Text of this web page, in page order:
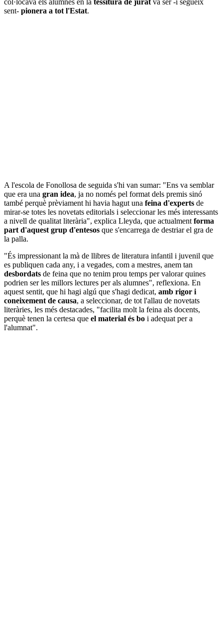
sent- pionera a tot l'Estat.
A l'escola de Fonollosa de seguida s'hi van sumar: "Ens va semblar
que era una gran idea, ja no només pel format dels premis sinó
també perquè prèviament hi havia hagut una feina d'experts de
mirar-se totes les novetats editorials i seleccionar les més interessants
a nivell de qualitat literària", explica Lleyda, que actualment forma
part d'aquest grup d'entesos que s'encarrega de destriar el gra de
la palla.
"És impressionant la mà de llibres de literatura infantil i juvenil que
es publiquen cada any, i a vegades, com a mestres, anem tan
desbordats de feina que no tenim prou temps per valorar quines
podrien ser les millors lectures per als alumnes", reflexiona. En
aquest sentit, que hi hagi algú que s'hagi dedicat, amb rigor i
coneixement de causa, a seleccionar, de tot l'allau de novetats
literàries, les més destacades, "facilita molt la feina als docents,
perquè tenen la certesa que el material és bo i adequat per a
l'alumnat".